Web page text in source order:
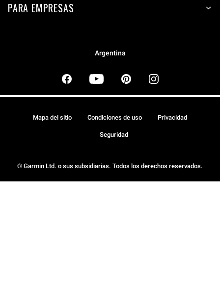
PARA EMPRESAS
Argentina
© Garmin Ltd. o sus subsidiarias. Todos los derechos reservados.
Mapa del sitio Condiciones de uso Privacidad
Seguridad